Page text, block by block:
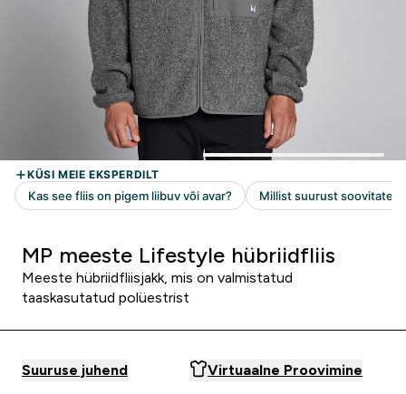
MP meeste Lifestyle hübriidfliis
Meeste hübriidfliisjakk, mis on valmistatud
taaskasutatud polüestrist
Suuruse juhend Virtuaalne Proovimine